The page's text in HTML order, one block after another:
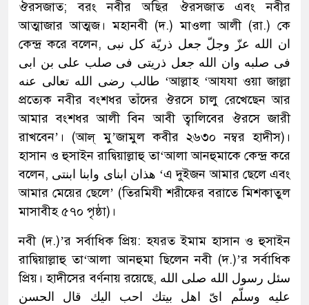
ঔরসজাত; বরং নবীর অছির ঔরসজাত এবং নবীর
আত্মাজার আত্মজ। মহানবী (দ.) মাওলা আলী (রা.) কে
কেন্দ্র করে বলেন, ان الله عزّ وجلّ جعل ذريّة كل نبى
فى صلبه وان الله جعل ذريتى فى صلب على بن ابى
طالب رضى الله تعالى عنه ‘আল্লাহ ‘আযযা ওয়া জাল্লা
প্রত্যেক নবীর বংশধর তাঁদের ঔরসে চালু রেখেছেন আর
আমার বংশধর আলী বিন আবী ত্বালিবের ঔরসে জারী
রাখবেন’। (আল্ মু’জামুল কবীর ২৬৩০ নম্বর হাদীস)।
হাসান ও হুসাইন রাদ্বিয়াল্লাহু তা‘আলা আনহুমাকে কেন্দ্র করে
বলেন, هذان ابناى وابنا ابنتى ‘এ দুইজন আমার ছেলে এবং
আমার মেয়ের ছেলে’ (তিরমিযী শরীফের বরাতে মিশকাতুল
মাসাবীহ ৫৭০ পৃষ্ঠা)।
নবী (দ.)’র সর্বাধিক প্রিয়: হযরত ইমাম হাসান ও হুসাইন
রাদ্বিয়াল্লাহু তা‘আলা আনহুমা ছিলেন নবী (দ.)’র সর্বাধিক
প্রিয়। হাদীসের বর্ণনায় রয়েছে, سئل رسول الله صلى الله
عليه وسلّم اىّ اهل بيتك احب اليك قال الحسن